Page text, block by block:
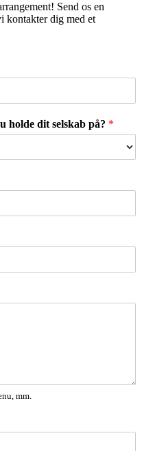
Send os en
kontakter dig med et
holde dit selskab på? *
mm.